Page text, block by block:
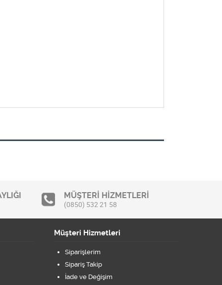
MÜŞTERİ HİZMETLERİ
(0850) 532 21 58
Müşteri Hizmetleri
Siparişlerim
Sipariş Takip
İade ve Değişim